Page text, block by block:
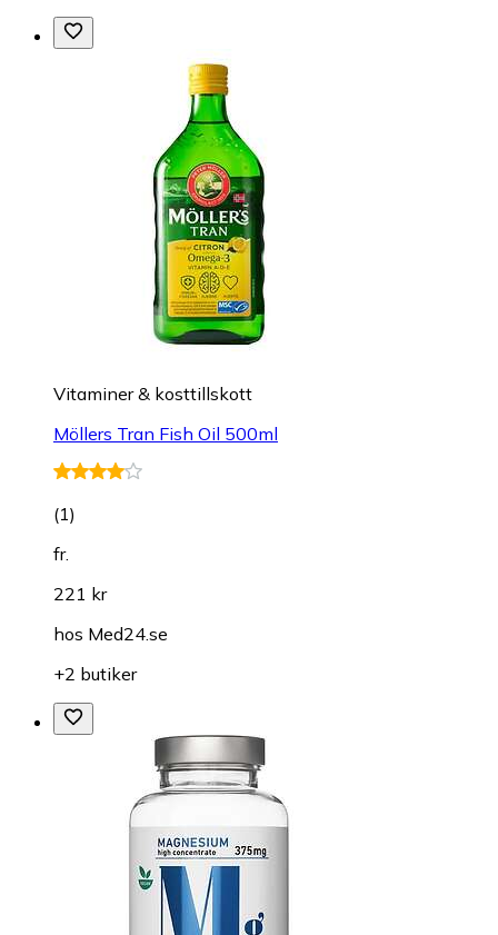
Vitaminer & kosttillskott
Möllers Tran Fish Oil 500ml
(1)
fr.
221 kr
hos Med24.se
+2 butiker